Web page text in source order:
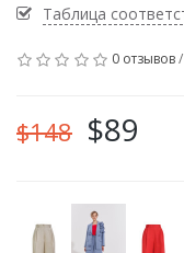
Таблица
0 отзывов/
$148 $89